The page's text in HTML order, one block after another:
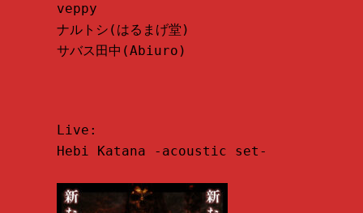
veppy
ナルトシ(はるまげ堂)
サバス田中(Abiuro)
Live:
Hebi Katana -acoustic set-